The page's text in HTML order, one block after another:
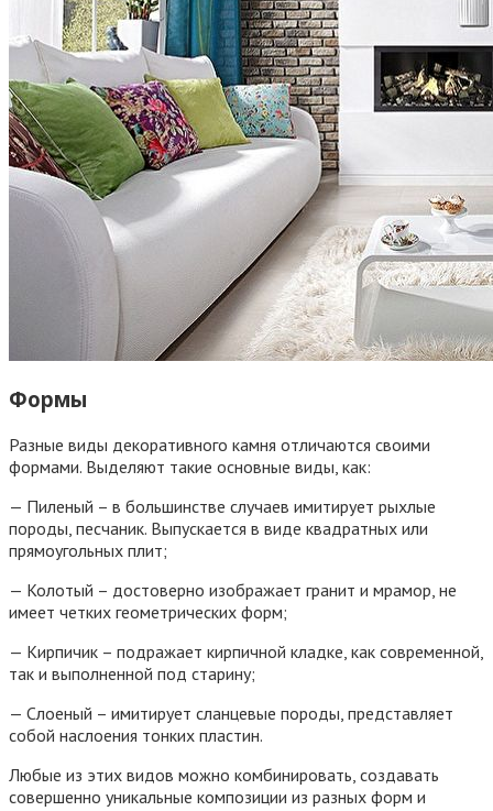
Формы
Разные виды декоративного камня отличаются своими
формами. Выделяют такие основные виды, как:
— Пиленый – в большинстве случаев имитирует рыхлые
породы, песчаник. Выпускается в виде квадратных или
прямоугольных плит;
— Колотый – достоверно изображает гранит и мрамор, не
имеет четких геометрических форм;
— Кирпичик – подражает кирпичной кладке, как современной,
так и выполненной под старину;
— Слоеный – имитирует сланцевые породы, представляет
собой наслоения тонких пластин.
Любые из этих видов можно комбинировать, создавать
совершенно уникальные композиции из разных форм и